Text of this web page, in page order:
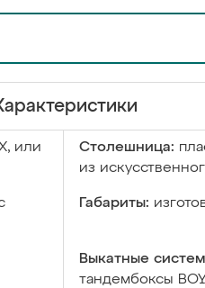
или
Столешница:
из
Габариты:
Выкатные
тандембоксы